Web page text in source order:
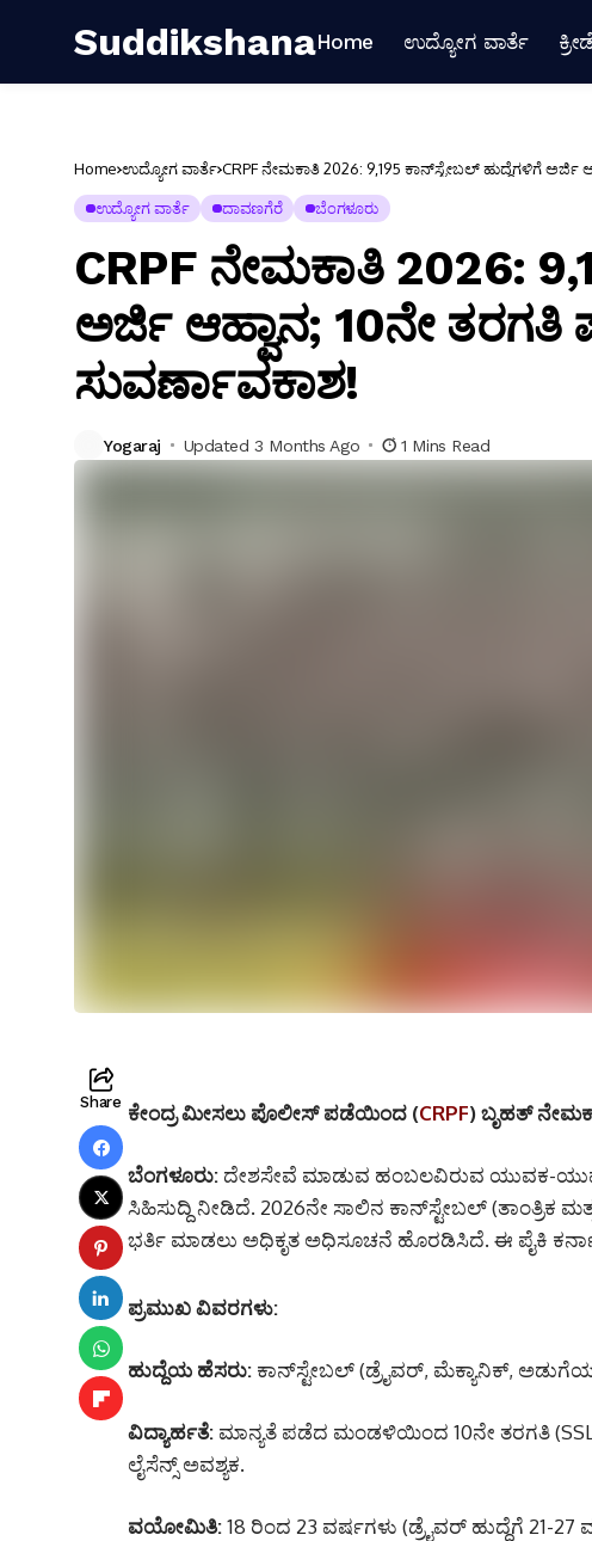
SuddikshanaHome ಉದ್ಯೋಗ ವಾರ್ತೆ ಕ್ರೀಡೆ
Home ಉದ್ಯೋಗ ವಾರ್ತೆ CRPF ನೇಮಕಾತಿ 2026: 9,195 ಕಾನ್‌ಸ್ಟೇಬಲ್ ಹುದ್ದೆಗಳಿಗೆ
ಉದ್ಯೋಗ ವಾರ್ತೆ ದಾವಣಗೆರೆ ಬೆಂಗಳೂರು
CRPF ನೇಮಕಾತಿ 2026:
ಅರ್ಜಿ ಆಹ್ವಾನ; 10ನೇ
ಸುವರ್ಣಾವಕಾಶ!
Yogaraj Updated 3 Months Ago 1 Mins Read
Share ಕೇಂದ್ರ ಮೀಸಲು ಪೊಲೀಸ್ ಪಡೆಯಿಂದ (CRPF) ಬೃಹತ್
ಬೆಂಗಳೂರು: ದೇಶಸೇವೆ ಮಾಡುವ ಹಂಬಲವಿರುವ ಯುವಕ-
ಸಿಹಿಸುದ್ದಿ ನೀಡಿದೆ. 2026ನೇ ಸಾಲಿನ ಕಾನ್‌ಸ್ಟೇಬಲ್ (ತಾಂತ್ರಿಕ
ಭರ್ತಿ ಮಾಡಲು ಅಧಿಕೃತ ಅಧಿಸೂಚನೆ ಹೊರಡಿಸಿದೆ. ಈ ಪೈಕಿ
ಪ್ರಮುಖ ವಿವರಗಳು:
ಹುದ್ದೆಯ ಹೆಸರು: ಕಾನ್‌ಸ್ಟೇಬಲ್ (ಡ್ರೈವರ್, ಮೆಕ್ಯಾನಿಕ್,
ವಿದ್ಯಾರ್ಹತೆ: ಮಾನ್ಯತೆ ಪಡೆದ ಮಂಡಳಿಯಿಂದ 10ನೇ ತರಗತಿ
ಲೈಸೆನ್ಸ್ ಅವಶ್ಯಕ.
ವಯೋಮಿತಿ:18 ರಿಂದ 23 ವರ್ಷಗಳು (ಡ್ರೈವರ್ ಹುದ್ದೆಗೆ 21-27